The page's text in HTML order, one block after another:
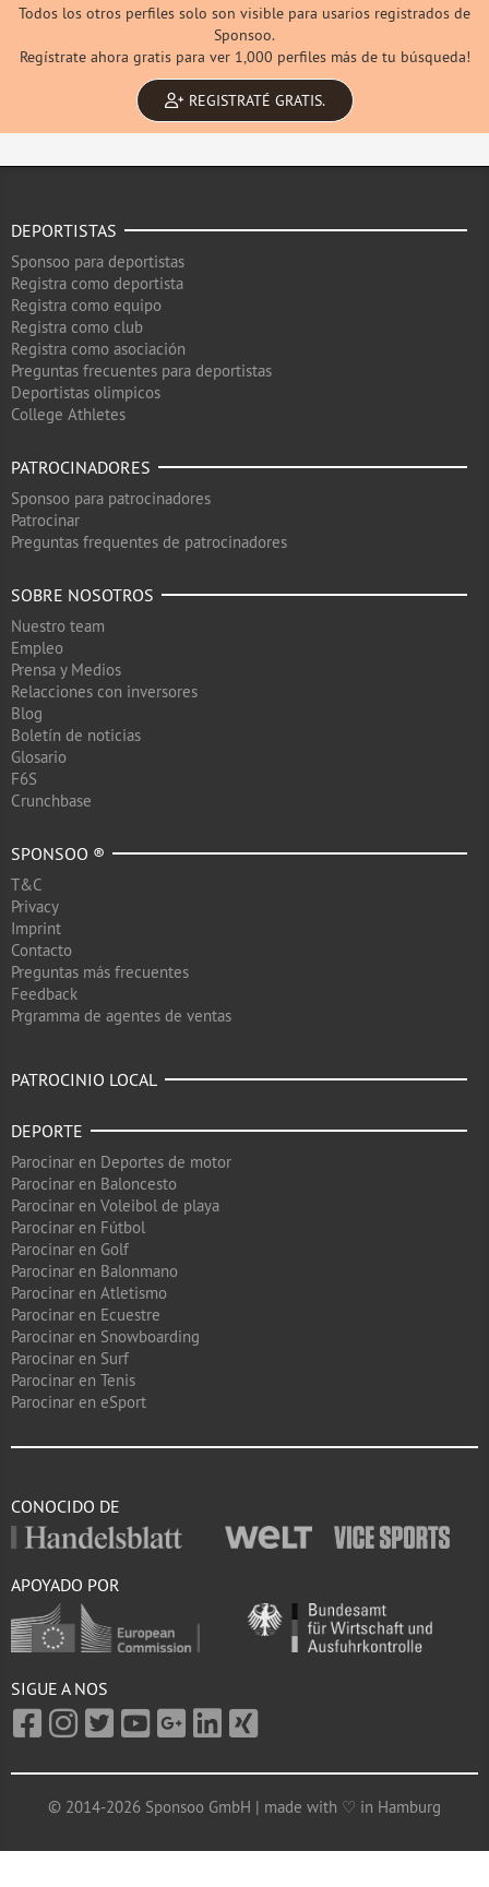
Todos los otros perfiles solo son visible para usarios registrados de
Sponsoo.
Regístrate ahora gratis para ver 1,000 perfiles más de tu búsqueda!
REGISTRATÉ GRATIS.
DEPORTISTAS
Sponsoo para deportistas
Registra como deportista
Registra como equipo
Registra como club
Registra como asociación
Preguntas frecuentes para deportistas
Deportistas olimpicos
College Athletes
PATROCINADORES
Sponsoo para patrocinadores
Patrocinar
Preguntas frequentes de patrocinadores
SOBRE NOSOTROS
Nuestro team
Empleo
Prensa y Medios
Relacciones con inversores
Blog
Boletín de noticias
Glosario
F6S
Crunchbase
SPONSOO ®
T&C
Privacy
Imprint
Contacto
Preguntas más frecuentes
Feedback
Prgramma de agentes de ventas
PATROCINIO LOCAL
DEPORTE
Parocinar en Deportes de motor
Parocinar en Baloncesto
Parocinar en Voleibol de playa
Parocinar en Fútbol
Parocinar en Golf
Parocinar en Balonmano
Parocinar en Atletismo
Parocinar en Ecuestre
Parocinar en Snowboarding
Parocinar en Surf
Parocinar en Tenis
Parocinar en eSport
CONOCIDO DE
APOYADO POR
SIGUE A NOS
© 2014-2026 Sponsoo GmbH | made with ♡ in Hamburg